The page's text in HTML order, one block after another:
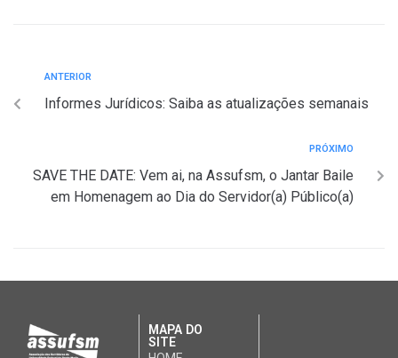
ANTERIOR
Informes Jurídicos: Saiba as atualizações semanais
PRÓXIMO
SAVE THE DATE: Vem ai, na Assufsm, o Jantar Baile
em Homenagem ao Dia do Servidor(a) Público(a)
MAPA DO
SITE